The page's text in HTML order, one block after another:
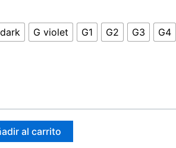
G violet G1 G2 G3 G4
al carrito